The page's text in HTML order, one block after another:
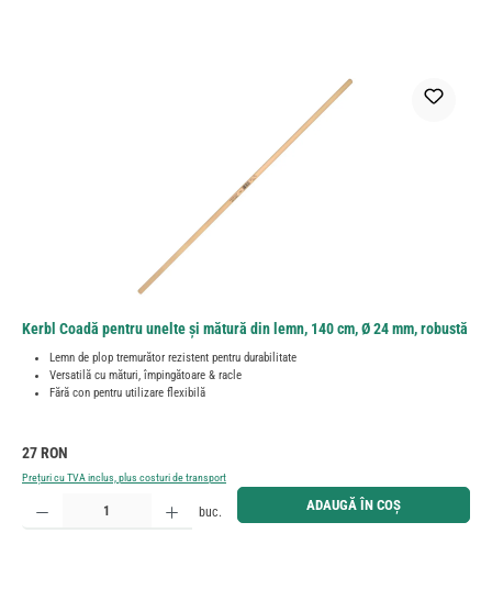
Kerbl Coadă pentru unelte și mătură din lemn, 140 cm, Ø 24 mm, robustă
Lemn de plop tremurător rezistent pentru durabilitate
Versatilă cu mături, împingătoare & racle
Fără con pentru utilizare flexibilă
Preț obișnuit:
27 RON
Prețuri cu TVA inclus, plus costuri de transport
Cantitate produs: Introduceți cantitatea dorită sau utilizați butoanele pentru a mări sau micșora
buc. ADAUGĂ ÎN COȘ